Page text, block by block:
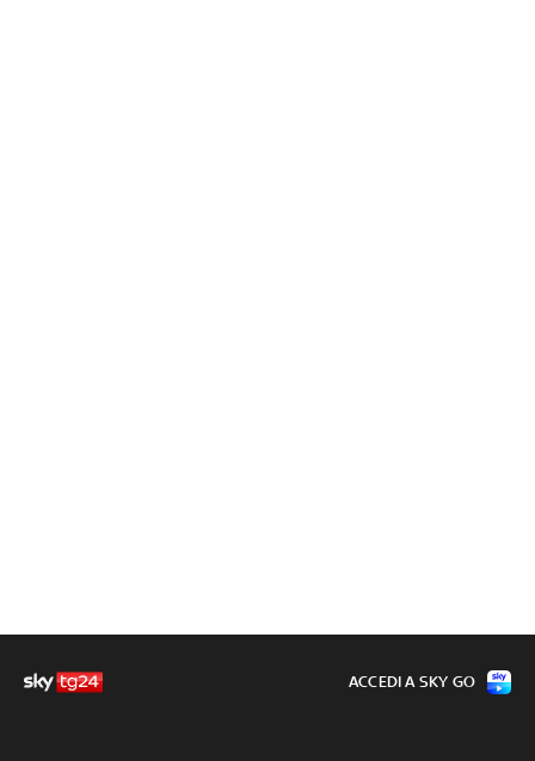
ACCEDI A SKY GO